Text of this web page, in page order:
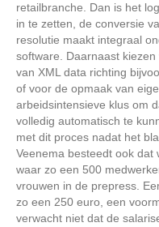
retailbranche. Dan is het
in te zetten, de conversie
resolutie maakt integraal
software. Daarnaast
van XML data richting
of voor de opmaak van
arbeidsintensieve klus om
volledig automatisch te
met dit proces nadat het
Veenema besteedt ook dat
waar zo een 500
vrouwen in de prepress.
zo een 250 euro, een
verwacht niet dat de